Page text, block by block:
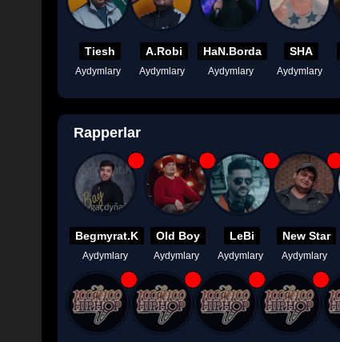
Tiesh
Aydymlary
A.Robi
Aydymlary
HaN.Borda
Aydymlary
SHA
Aydymlary
Rapperlar
Begmyrat.K
Aydymlary
Old Boy
Aydymlary
LeBi
Aydymlary
New Star
Aydymlary